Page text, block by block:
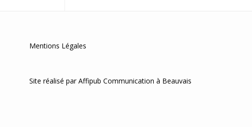
Mentions Légales
Site réalisé parAffipub Communication à Beauvais